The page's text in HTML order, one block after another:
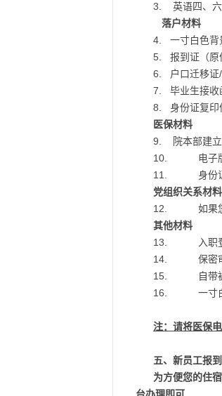
3. 英语四、六
落户材料
4. 一寸白色背
5. 报到证（原
6. 户口迁移证/
7. 毕业生接收
8. 身份证复印
医保材料
9. 院本部建立
10. 电子版一
11. 身份证复
党组织关系材料
12. 如果您是
其他材料
13. 入职登记
14. 保密审查
15. 自带被褥
16. 一寸白色
注：请将医保
五、新员工报
为方便您的住